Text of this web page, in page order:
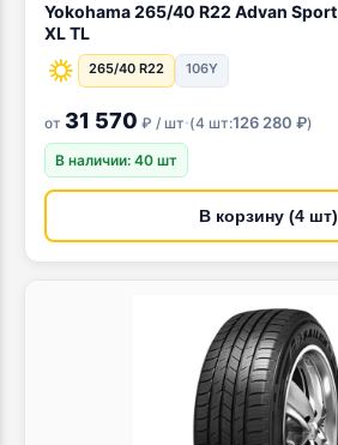
Yokohama 265/40 R22 Advan Sport V107 106Y
XL TL
265/40 R22 106Y
от 31 570 ₽ / шт·(4 шт:126 280 ₽)
В наличии: 40 шт
В корзину (4 шт)